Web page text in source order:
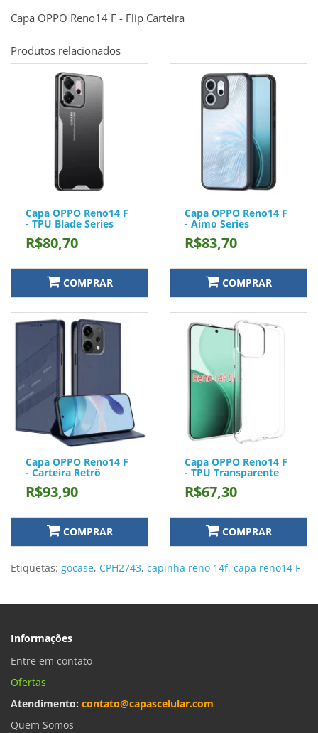
Capa OPPO Reno14 F - Flip Carteira
Produtos relacionados
Capa OPPO Reno14 F
- TPU Blade Series
R$80,70
COMPRAR
Capa OPPO Reno14 F
- Aimo Series
R$83,70
COMPRAR
Capa OPPO Reno14 F
- Carteira Retrô
R$93,90
COMPRAR
Capa OPPO Reno14 F
- TPU Transparente
R$67,30
COMPRAR
Etiquetas: gocase, CPH2743, capinha reno 14f, capa reno14 F
Informações
Entre em contato
Ofertas
Atendimento: contato@capascelular.com
Quem Somos